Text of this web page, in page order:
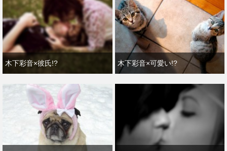
木下彩音×彼氏!? 木下彩音×可愛い!?